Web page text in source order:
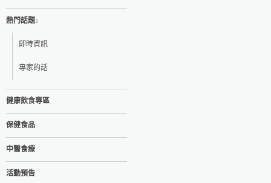
熱門話題↓
即時資訊
專家的話
健康飲食專區
保健食品
中醫食療
活動預告